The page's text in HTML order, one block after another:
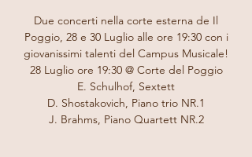
Due concerti nella corte esterna de Il
Poggio, 28 e 30 Luglio alle ore 19:30 con i
giovanissimi talenti del Campus Musicale!
28 Luglio ore 19:30 @ Corte del Poggio
E. Schulhof, Sextett
D. Shostakovich, Piano trio NR.1
J. Brahms, Piano Quartett NR.2